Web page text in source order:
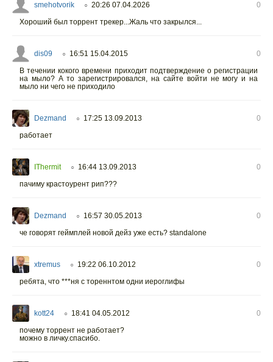
smehotvorik ○ 20:26 07.04.2026
0
Хороший был торрент трекер...Жаль что закрылся...
dis09 ○ 16:51 15.04.2015
0
В течении кокого времени приходит подтверждение о регистрации
на мыло? А то зарегистрировался, на сайте войти не могу и на
мыло ни чего не приходило
Dezmand ○ 17:25 13.09.2013
0
работает
IThermit ○ 16:44 13.09.2013
0
пачиму крастоурент рип???
Dezmand ○ 16:57 30.05.2013
0
че говорят геймплей новой дейз уже есть? standalone
xtremus ○ 19:22 06.10.2012
0
ребята, что ***ня с тореннтом одни иероглифы
kott24 ○ 18:41 04.05.2012
0
почему торрент не работает?
можно в личку.спасибо.